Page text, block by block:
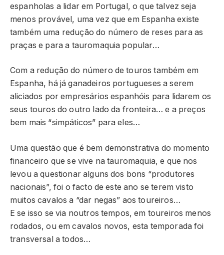
espanholas a lidar em Portugal, o que talvez seja
menos provável, uma vez que em Espanha existe
também uma redução do número de reses para as
praças e para a tauromaquia popular…
Com a redução do número de touros também em
Espanha, há já ganadeiros portugueses a serem
aliciados por empresários espanhóis para lidarem os
seus touros do outro lado da fronteira… e a preços
bem mais “simpáticos” para eles…
Uma questão que é bem demonstrativa do momento
financeiro que se vive na tauromaquia, e que nos
levou a questionar alguns dos bons “produtores
nacionais”, foi o facto de este ano se terem visto
muitos cavalos a “dar negas” aos toureiros…
E se isso se via noutros tempos, em toureiros menos
rodados, ou em cavalos novos, esta temporada foi
transversal a todos…